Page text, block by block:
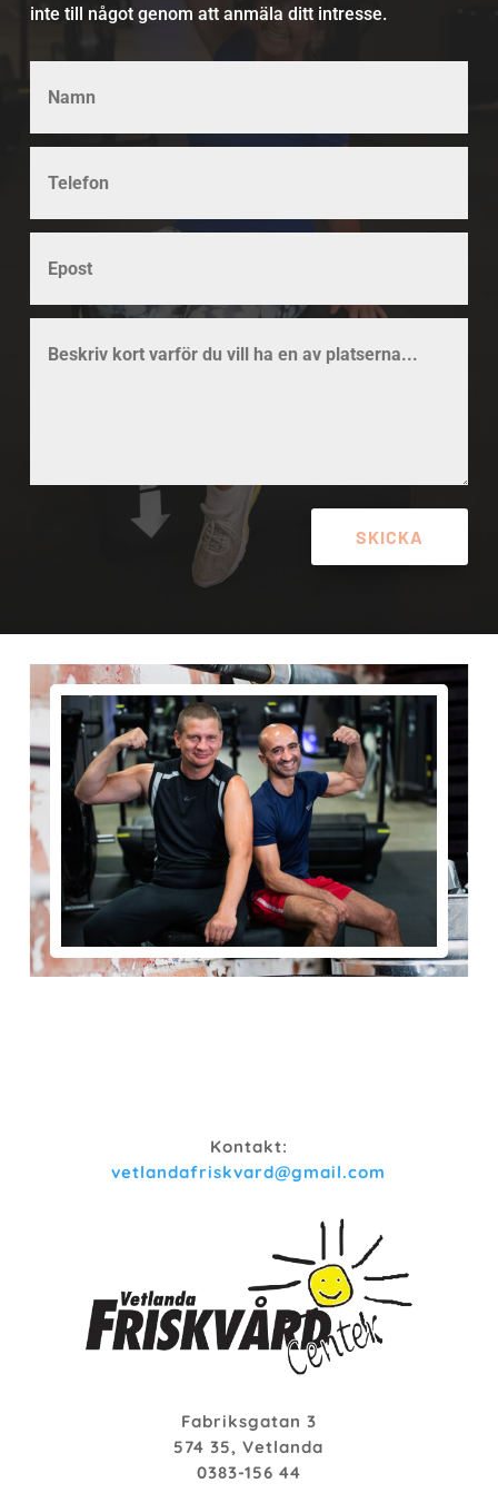
inte till något genom att anmäla ditt intresse.
SKICKA
Kontakt:
vetlandafriskvard@gmail.com
Fabriksgatan 3
574 35, Vetlanda
0383-156 44